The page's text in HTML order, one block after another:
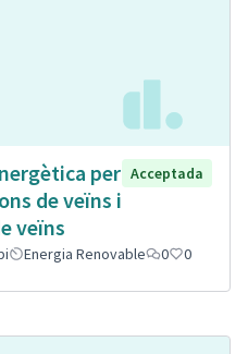
per
de veïns i
veïns
Acceptada
Energia Renovable 0 0